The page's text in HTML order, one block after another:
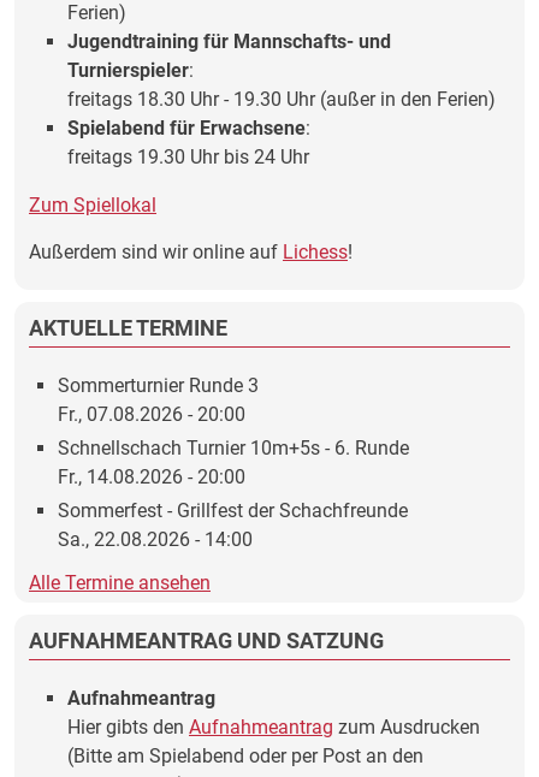
Ferien)
Jugendtraining für Mannschafts- und
Turnierspieler:
freitags 18.30 Uhr - 19.30 Uhr (außer in den Ferien)
Spielabend für Erwachsene:
freitags 19.30 Uhr bis 24 Uhr
Zum Spiellokal
Außerdem sind wir online auf Lichess!
AKTUELLE TERMINE
Sommerturnier Runde 3
Fr., 07.08.2026 - 20:00
Schnellschach Turnier 10m+5s - 6. Runde
Fr., 14.08.2026 - 20:00
Sommerfest - Grillfest der Schachfreunde
Sa., 22.08.2026 - 14:00
Alle Termine ansehen
AUFNAHMEANTRAG UND SATZUNG
Aufnahmeantrag
Hier gibts den Aufnahmeantrag zum Ausdrucken
(Bitte am Spielabend oder per Post an den